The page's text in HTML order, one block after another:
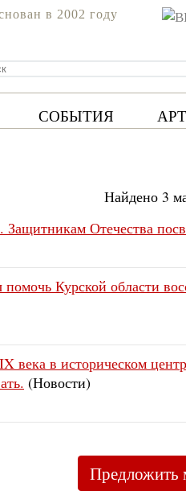
в 2002 году
СОБЫТИЯ
Найдено 3
Отечества
помочь Курской области
в историческом
(Новости)
Предложить